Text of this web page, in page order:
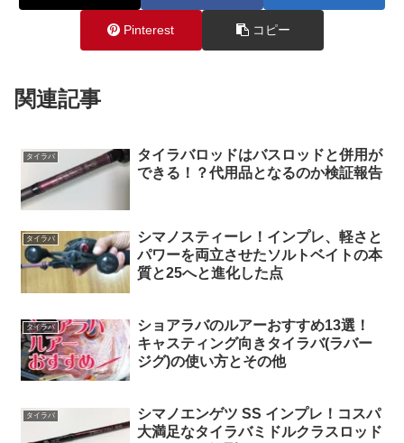
Pinterest コピー
関連記事
タイラバ
タイラバロッドはバスロッドと併用が
できる！？代用品となるのか検証報告
タイラバ
シマノスティーレ！インプレ、軽さと
パワーを両立させたソルトベイトの本
質と25へと進化した点
タイラバ
ショアラバのルアーおすすめ13選！
キャスティング向きタイラバ(ラバー
ジグ)の使い方とその他
タイラバ
シマノエンゲツ SS インプレ！コスパ
大満足なタイラバミドルクラスロッド